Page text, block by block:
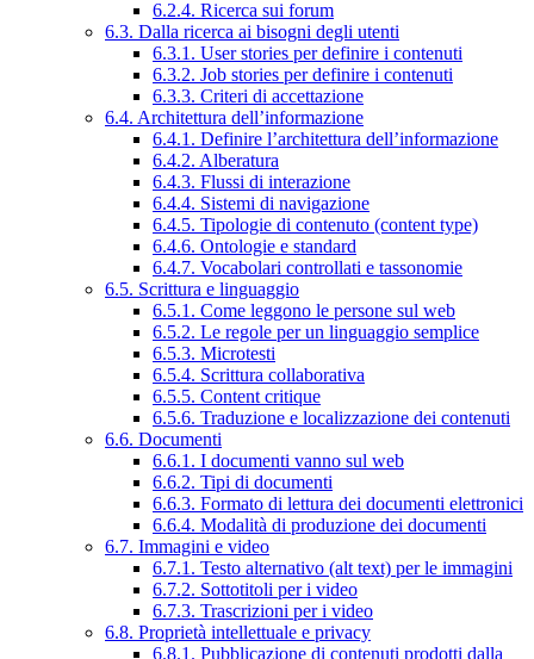
6.2.4. Ricerca sui forum
6.3. Dalla ricerca ai bisogni degli utenti
6.3.1. User stories per definire i contenuti
6.3.2. Job stories per definire i contenuti
6.3.3. Criteri di accettazione
6.4. Architettura dell’informazione
6.4.1. Definire l’architettura dell’informazione
6.4.2. Alberatura
6.4.3. Flussi di interazione
6.4.4. Sistemi di navigazione
6.4.5. Tipologie di contenuto (content type)
6.4.6. Ontologie e standard
6.4.7. Vocabolari controllati e tassonomie
6.5. Scrittura e linguaggio
6.5.1. Come leggono le persone sul web
6.5.2. Le regole per un linguaggio semplice
6.5.3. Microtesti
6.5.4. Scrittura collaborativa
6.5.5. Content critique
6.5.6. Traduzione e localizzazione dei contenuti
6.6. Documenti
6.6.1. I documenti vanno sul web
6.6.2. Tipi di documenti
6.6.3. Formato di lettura dei documenti elettronici
6.6.4. Modalità di produzione dei documenti
6.7. Immagini e video
6.7.1. Testo alternativo (alt text) per le immagini
6.7.2. Sottotitoli per i video
6.7.3. Trascrizioni per i video
6.8. Proprietà intellettuale e privacy
6.8.1. Pubblicazione di contenuti prodotti dalla